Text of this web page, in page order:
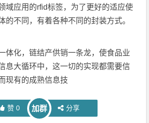
域应用的rfid标签，为了更好的适应使
的不同，有着各种不同的封装方式。
体化，链结产供销一条龙，使食品业
息大循环中，这一切的实现都需要信
现有的成熟信息技
赞 0 加群 分享